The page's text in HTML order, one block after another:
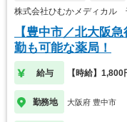
株式会社ひむかメディカル
【豊中市／北大阪
勤も可能な薬局！
給与 【時給】1,800
勤務地 大阪府 豊中市